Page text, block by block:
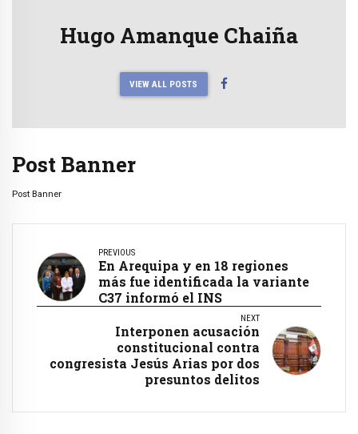
Hugo Amanque Chaiña
VIEW ALL POSTS
Post Banner
Post Banner
PREVIOUS
En Arequipa y en 18 regiones
más fue identificada la variante
C37 informó el INS
NEXT
Interponen acusación
constitucional contra
congresista Jesús Arias por dos
presuntos delitos